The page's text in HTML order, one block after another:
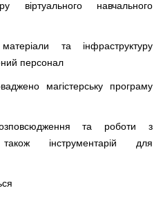
віртуального навчального
та інфраструктуру
персонал
магістерську програму
та роботи з
інструментарій для